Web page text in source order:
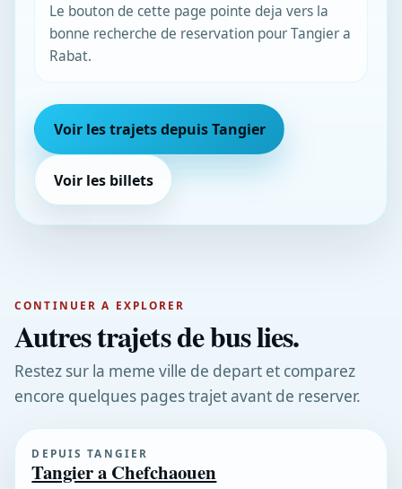
Le bouton de cette page pointe deja vers la
bonne recherche de reservation pour Tangier a
Rabat.
Voir les trajets depuis Tangier
Voir les billets
CONTINUER A EXPLORER
Autres trajets de bus lies.
Restez sur la meme ville de depart et comparez
encore quelques pages trajet avant de reserver.
DEPUIS TANGIER
Tangier a Chefchaouen